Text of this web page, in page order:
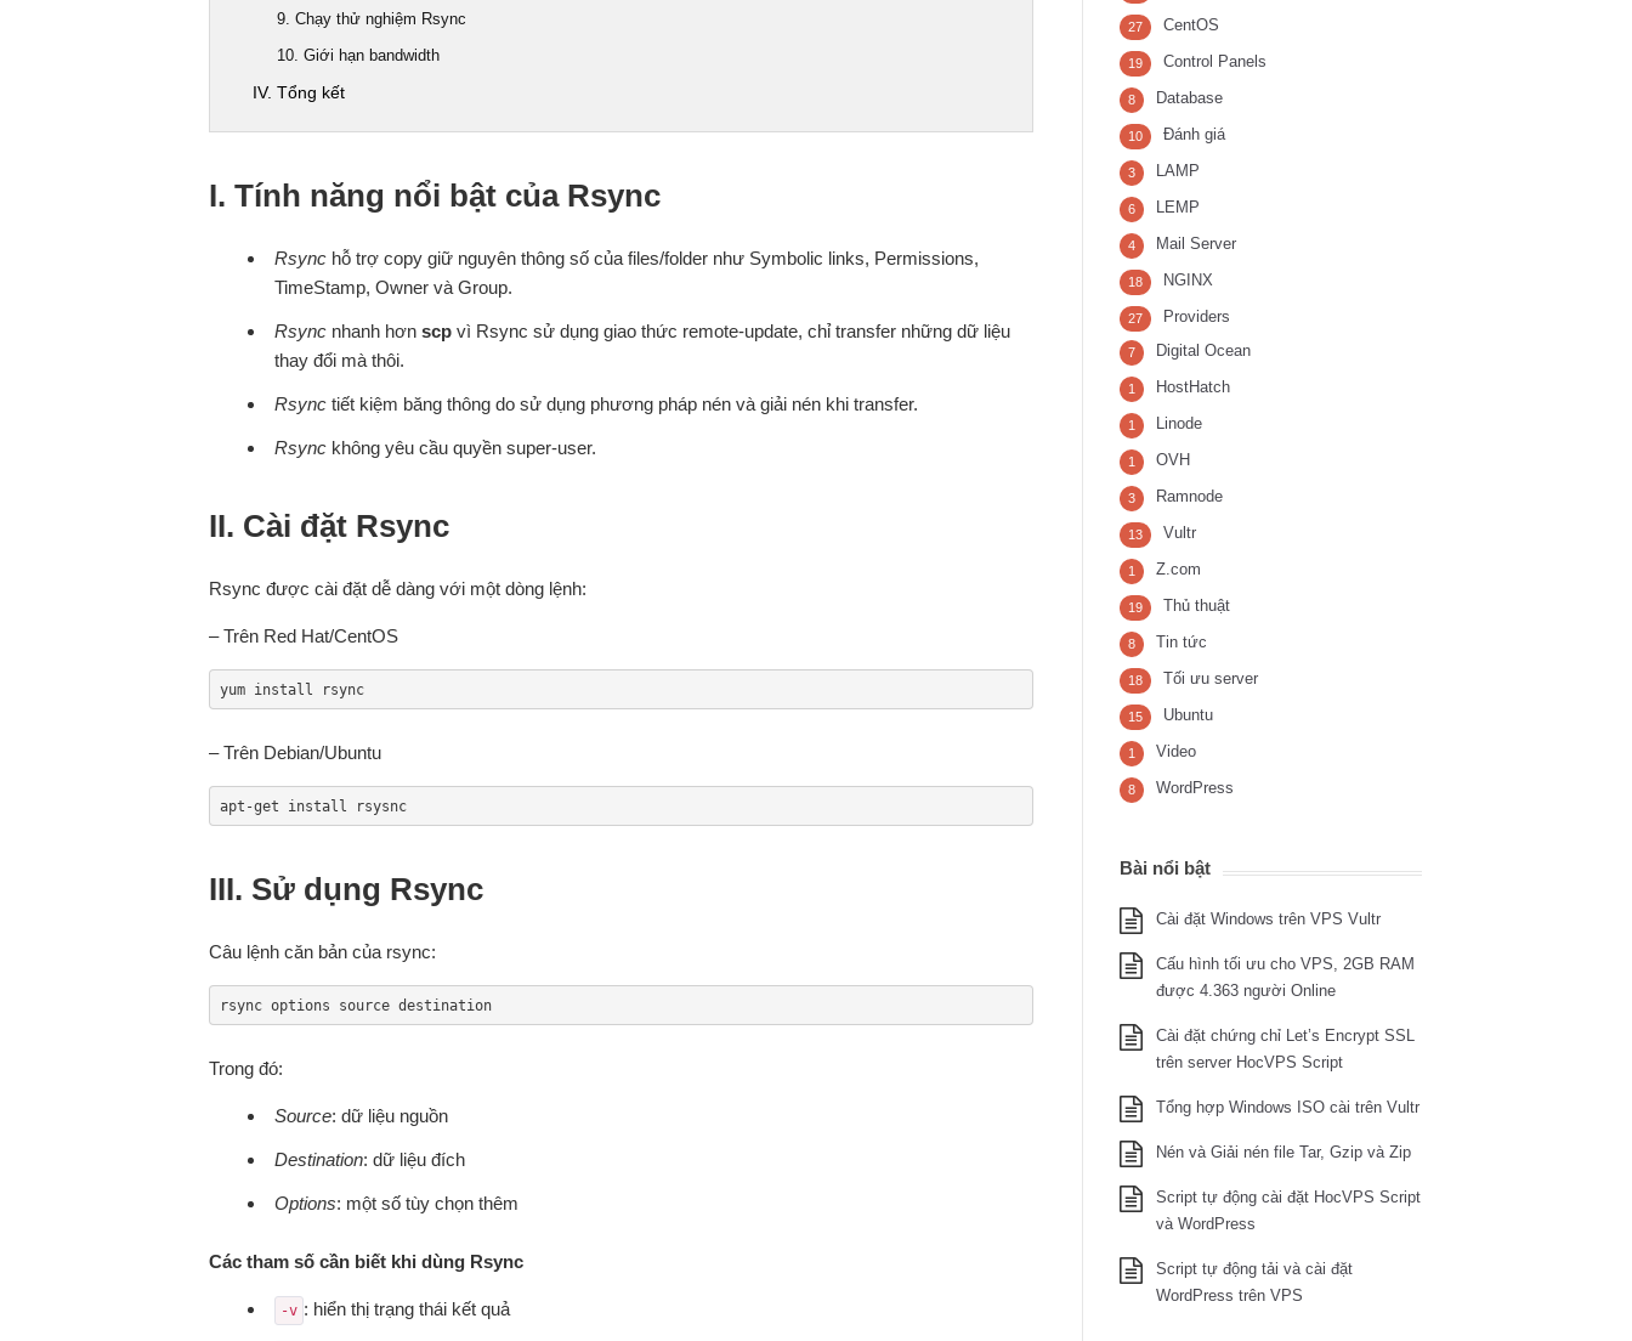
9. Chạy thử nghiệm Rsync
10. Giới hạn bandwidth
IV. Tổng kết
I. Tính năng nổi bật của Rsync
Rsync hỗ trợ copy giữ nguyên thông số của files/folder như Symbolic links, Permissions,
TimeStamp, Owner và Group.
Rsync nhanh hơn scp vì Rsync sử dụng giao thức remote-update, chỉ transfer những dữ liệu
thay đổi mà thôi.
Rsync tiết kiệm băng thông do sử dụng phương pháp nén và giải nén khi transfer.
Rsync không yêu cầu quyền super-user.
II. Cài đặt Rsync
Rsync được cài đặt dễ dàng với một dòng lệnh:
– Trên Red Hat/CentOS
yum install rsync
– Trên Debian/Ubuntu
apt-get install rsysnc
III. Sử dụng Rsync
Câu lệnh căn bản của rsync:
rsync options source destination
Trong đó:
Source: dữ liệu nguồn
Destination: dữ liệu đích
Options: một số tùy chọn thêm
Các tham số cần biết khi dùng Rsync
-v : hiển thị trạng thái kết quả
CentOS
27
Control Panels
19
Database
8
Đánh giá
10
LAMP
3
LEMP
6
Mail Server
4
NGINX
18
Providers
27
Digital Ocean
7
HostHatch
1
Linode
1
OVH
1
Ramnode
3
Vultr
13
Z.com
1
Thủ thuật
19
Tin tức
8
Tối ưu server
18
Ubuntu
15
Video
1
WordPress
8
Bài nổi bật
Cài đặt Windows trên VPS Vultr
Cấu hình tối ưu cho VPS, 2GB RAM
được 4.363 người Online
Cài đặt chứng chỉ Let’s Encrypt SSL
trên server HocVPS Script
Tổng hợp Windows ISO cài trên Vultr
Nén và Giải nén file Tar, Gzip và Zip
Script tự động cài đặt HocVPS Script
và WordPress
Script tự động tải và cài đặt
WordPress trên VPS